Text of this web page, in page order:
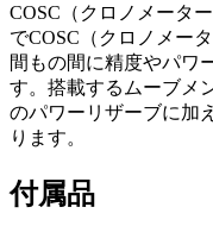
COSC（クロノメータ
でCOSC（クロノメー
間もの間に精度やパワ
す。搭載するムーブメ
のパワーリザーブに加
ります。
付属品